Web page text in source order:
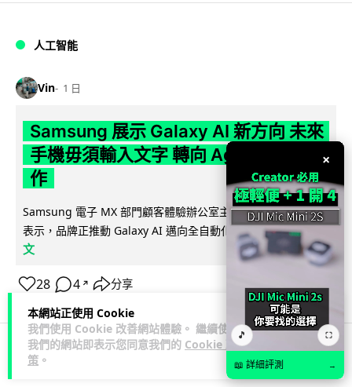
本網站正使用 Cookie
我們使用 Cookie 改善網站體驗。 繼續使用
我們的網站即表示您同意我們的 Cookie 政
策 。
人工智能
Vin 1 日
Samsung 展示 Galaxy AI 新方向 未來
手機毋須輸入文字 轉向 Agent 全自動操
作
Samsung 電子 MX 部門顧客體驗辦公室主管兼副總裁 Jay Kim
表示，品牌正推動 Galaxy AI 邁向全自動化 Agent... 閱讀全
文
28 4 ↗ 分享
科技娛樂
×
🎵 ⛶
📖 詳細評測 →